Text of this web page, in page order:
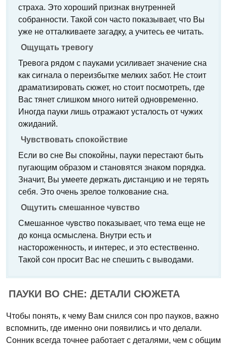
страха. Это хороший признак внутренней
собранности. Такой сон часто показывает, что Вы
уже не отталкиваете загадку, а учитесь ее читать.
Ощущать тревогу
Тревога рядом с пауками усиливает значение сна
как сигнала о переизбытке мелких забот. Не стоит
драматизировать сюжет, но стоит посмотреть, где
Вас тянет слишком много нитей одновременно.
Иногда пауки лишь отражают усталость от чужих
ожиданий.
Чувствовать спокойствие
Если во сне Вы спокойны, пауки перестают быть
пугающим образом и становятся знаком порядка.
Значит, Вы умеете держать дистанцию и не терять
себя. Это очень зрелое толкование сна.
Ощутить смешанное чувство
Смешанное чувство показывает, что тема еще не
до конца осмыслена. Внутри есть и
настороженность, и интерес, и это естественно.
Такой сон просит Вас не спешить с выводами.
ПАУКИ ВО СНЕ: ДЕТАЛИ СЮЖЕТА
Чтобы понять, к чему Вам снился сон про пауков, важно
вспомнить, где именно они появились и что делали.
Сонник всегда точнее работает с деталями, чем с общим